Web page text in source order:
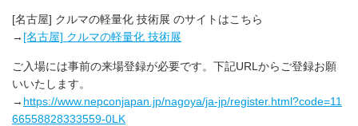
[名古屋] クルマの軽量化 技術展 のサイトはこちら
→ [名古屋] クルマの軽量化 技術展
ご入場には事前の来場登録が必要です。下記URLからご登録お願
いいたします。
→ https://www.nepconjapan.jp/nagoya/ja-jp/register.html?code=11
66558828333559-0LK